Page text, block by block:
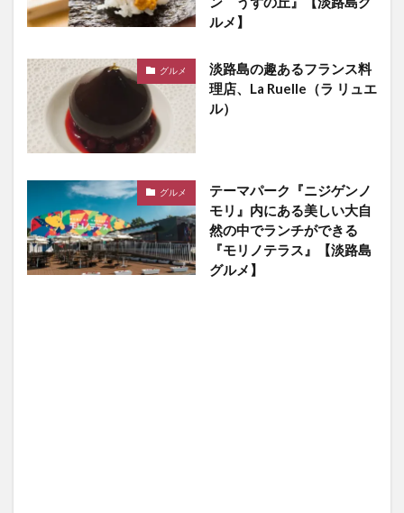
ルメ】
グルメ
淡路島の趣あるフランス料
理店、La Ruelle（ラ リュエ
ル）
グルメ
テーマパーク『ニジゲンノ
モリ』内にある美しい大自
然の中でランチができる
『モリノテラス』【淡路島
グルメ】